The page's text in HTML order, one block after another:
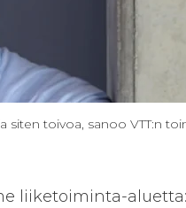
toivoa, sanoo VTT:n
liiketoiminta-